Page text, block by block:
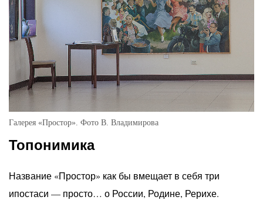
Галерея «Простор». Фото В. Владимирова
Топонимика
Название «Простор» как бы вмещает в себя три
ипостаси — просто… о России, Родине, Рерихе.